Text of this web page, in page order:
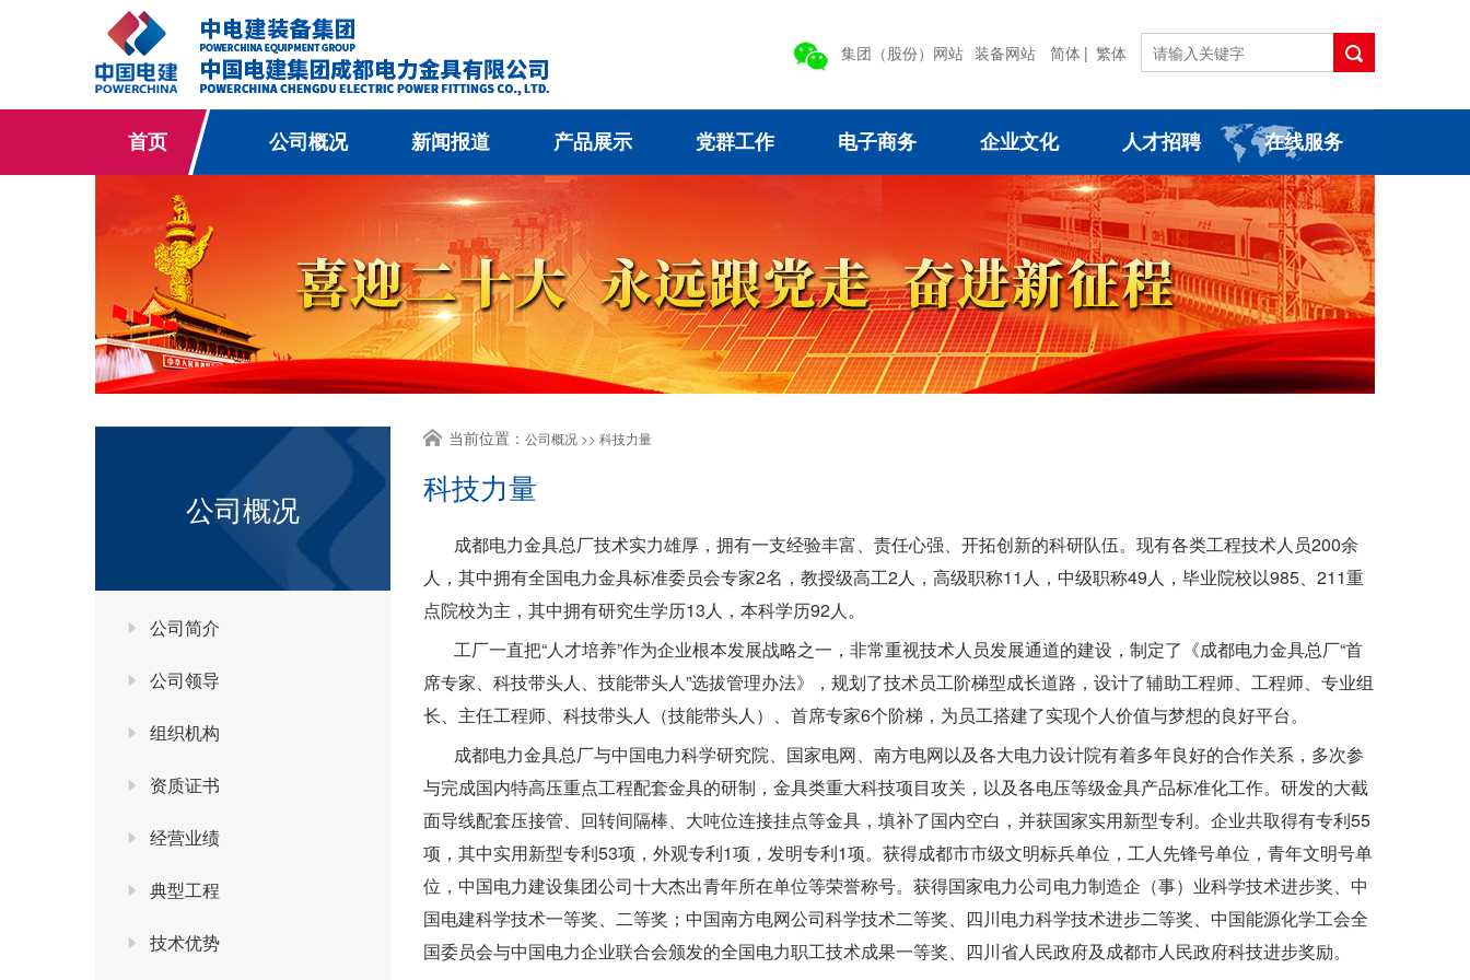
简体 | 繁体
装备网站
集团（股份）网站
首页 公司概况 新闻报道 产品展示 党群工作 电子商务 企业文化 人才招聘 在线服务
公司概况
公司简介
公司领导
组织机构
资质证书
经营业绩
典型工程
技术优势
当前位置： 公司概况 >> 科技力量
科技力量
成都电力金具总厂技术实力雄厚，拥有一支经验丰富、责任心强、开拓创新的科研队伍。现有各类工程技术人员200余
人，其中拥有全国电力金具标准委员会专家2名，教授级高工2人，高级职称11人，中级职称49人，毕业院校以985、211重
点院校为主，其中拥有研究生学历13人，本科学历92人。
工厂一直把“人才培养”作为企业根本发展战略之一，非常重视技术人员发展通道的建设，制定了《成都电力金具总厂“首
席专家、科技带头人、技能带头人”选拔管理办法》，规划了技术员工阶梯型成长道路，设计了辅助工程师、工程师、专业组
长、主任工程师、科技带头人（技能带头人）、首席专家6个阶梯，为员工搭建了实现个人价值与梦想的良好平台。
成都电力金具总厂与中国电力科学研究院、国家电网、南方电网以及各大电力设计院有着多年良好的合作关系，多次参
与完成国内特高压重点工程配套金具的研制，金具类重大科技项目攻关，以及各电压等级金具产品标准化工作。研发的大截
面导线配套压接管、回转间隔棒、大吨位连接挂点等金具，填补了国内空白，并获国家实用新型专利。企业共取得有专利55
项，其中实用新型专利53项，外观专利1项，发明专利1项。获得成都市市级文明标兵单位，工人先锋号单位，青年文明号单
位，中国电力建设集团公司十大杰出青年所在单位等荣誉称号。获得国家电力公司电力制造企（事）业科学技术进步奖、中
国电建科学技术一等奖、二等奖；中国南方电网公司科学技术二等奖、四川电力科学技术进步二等奖、中国能源化学工会全
国委员会与中国电力企业联合会颁发的全国电力职工技术成果一等奖、四川省人民政府及成都市人民政府科技进步奖励。